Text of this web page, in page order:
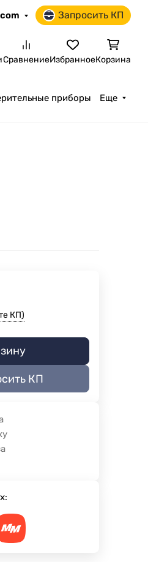
Запросить КП
СравнениеИзбранноеКорзина
приборы Еще
КП)
КП